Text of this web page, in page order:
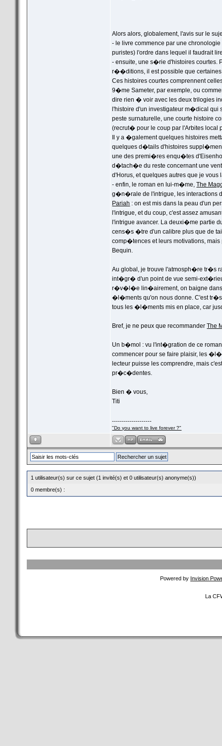
Alors alors, globalement, l'avis sur le
- le livre commence par une
puristes) l'ordre dans lequel il faudrait
- ensuite, une s�rie d'histoires courtes.
r��ditions, il est possible que
Ces histoires courtes comprennent
9�me Sameter, par exemple, ou
dire rien � voir avec les deux trilogies
l'histoire d'un investigateur m�dical
peste surnaturelle, une courte histoire
(recrut� pour le coup par l'Arbites
Il y a �galement quelques histoires
quelques d�tails d'histoires
une des premi�res enqu�tes
d�tach�e du reste concernant une
d'Horus, et quelques autres que je
- enfin, le roman en lui-m�me,The
g�n�rale de l'intrigue, les interactions
Pariah : on est mis dans la peau d'un
l'intrigue, et du coup, c'est assez
l'intrigue avancer. La deuxi�me partie
cens�s �tre d'un calibre plus que de
comp�tences et leurs motivations,
Bequin.
Au global, je trouve l'atmosph�re tr�s
int�gr� d'un point de vue semi-
r�v�l�e lin�airement, on baigne dans
�l�ments qu'on nous donne. C'est
tous les �l�ments mis en place, car
Bref, je ne peux que recommanderThe
Un b�mol : vu l'int�gration de ce
commencer pour se faire plaisir, les
lecteur puisse les comprendre, mais
pr�c�dentes.
Bien � vous,
Titi
--------------------
"Do you want to live forever ?"
1 utilisateur(s) sur ce sujet (1 invité(s) et 0 utilisateur(s) anonyme(s))
0 membre(s) :
Powered by Invision
La